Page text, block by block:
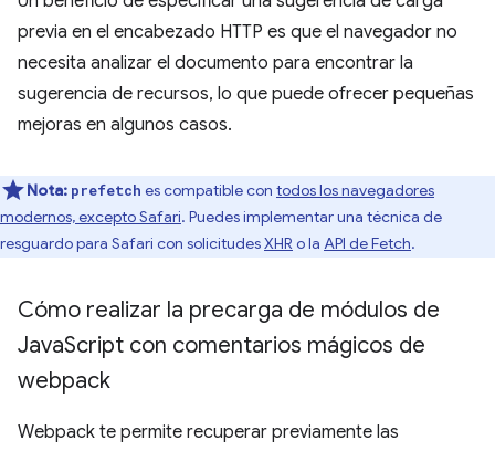
previa en el encabezado HTTP es que el navegador no
necesita analizar el documento para encontrar la
sugerencia de recursos, lo que puede ofrecer pequeñas
mejoras en algunos casos.
Nota: prefetch es compatible con todos los navegadores
modernos, excepto Safari. Puedes implementar una técnica de
resguardo para Safari con solicitudesXHR o la API de Fetch.
Cómo realizar la precarga de módulos de
JavaScript con comentarios mágicos de
webpack
Webpack te permite recuperar previamente las